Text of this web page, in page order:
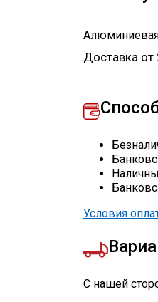
Доставка от
Условия
С нашей